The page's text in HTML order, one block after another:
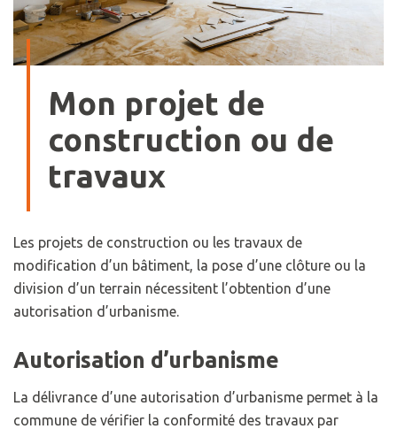
Mon projet de
construction ou de
travaux
Les projets de construction ou les travaux de
modification d’un bâtiment, la pose d’une clôture ou la
division d’un terrain nécessitent l’obtention d’une
autorisation d’urbanisme.
Autorisation d’urbanisme
La délivrance d’une autorisation d’urbanisme permet à la
commune de vérifier la conformité des travaux par